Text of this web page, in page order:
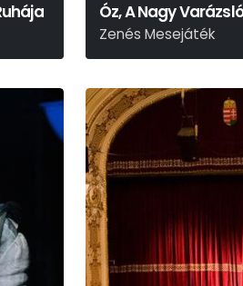
Óz, A Nagy Varázsló
Zenés Mesejáték
L. Frank Baum